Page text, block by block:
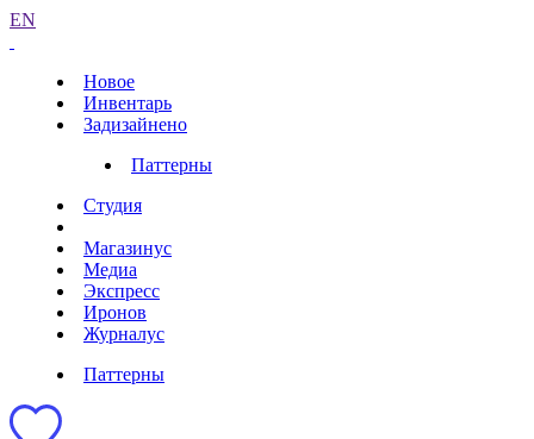
EN
Новое
Инвентарь
Задизайнено
Паттерны
Студия
Магазинус
Медиа
Экспресс
Иронов
Журналус
Паттерны